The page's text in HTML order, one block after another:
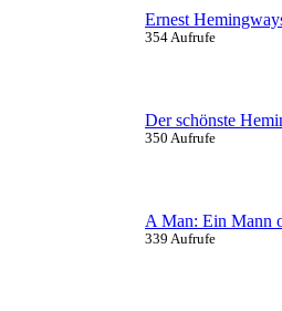
Ernest
354 Aufrufe
Der schönste
350 Aufrufe
A Man: Ein Mann
339 Aufrufe